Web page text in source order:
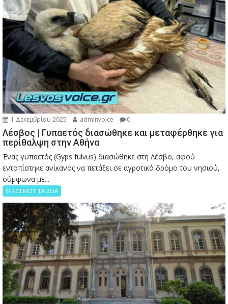
1 Δεκεμβρίου 2025 adminvoice 0
Λέσβος | Γυπαετός διασώθηκε και μεταφέρθηκε για
περίθαλψη στην Αθήνα
Ένας γυπαετός (Gyps fulvus) διασώθηκε στη Λέσβο, αφού
εντοπίστηκε ανίκανος να πετάξει σε αγροτικό δρόμο του νησιού,
σύμφωνα με...
ΦΙΛΟΙ ΜΟΥ ΤΑ ΖΩΑ